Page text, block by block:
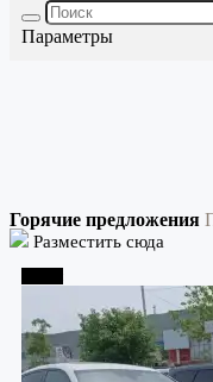
Параметры
Горячие предложения
Разместить сюда